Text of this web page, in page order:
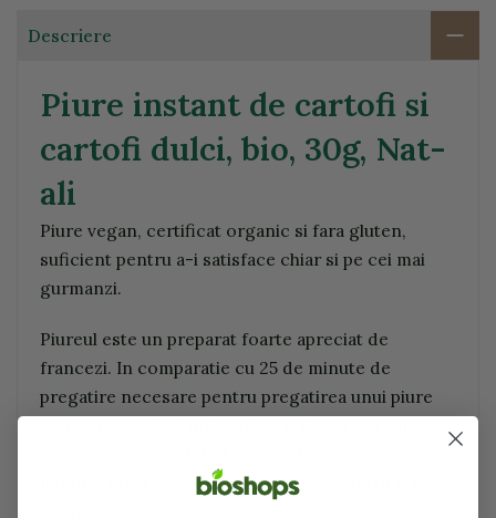
Descriere
Piure instant de cartofi si
cartofi dulci, bio, 30g, Nat-
ali
Piure vegan, certificat organic si fara gluten,
suficient pentru a-i satisface chiar si pe cei mai
gurmanzi.
Piureul este un preparat foarte apreciat de
francezi. In comparatie cu 25 de minute de
pregatire necesare pentru pregatirea unui piure
minute. Practic, pot fi luate oriunde pentru o masa